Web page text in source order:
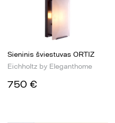
Sieninis šviestuvas ORTIZ
Eichholtz by Eleganthome
750 €